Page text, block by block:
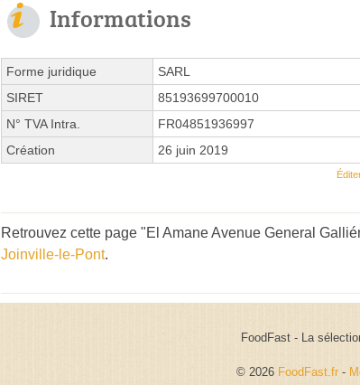
Informations
Forme juridique
SARL
SIRET
85193699700010
N° TVA Intra.
FR04851936997
Création
26 juin 2019
Retrouvez cette page "El Amane Avenue General
Joinville-le-Pont.
FoodFast - La
© 2026 FoodFast.fr -